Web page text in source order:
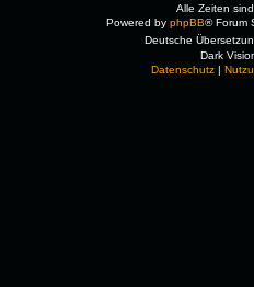
Alle Zeiten sind
Powered by phpBB® Forum
Deutsche
Dark
Datenschutz|